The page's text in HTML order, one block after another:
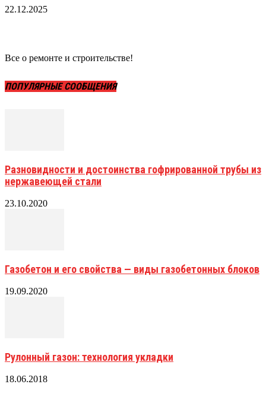
22.12.2025
Все о ремонте и строительстве!
ПОПУЛЯРНЫЕ СООБЩЕНИЯ
Разновидности и достоинства гофрированной трубы из
нержавеющей стали
23.10.2020
Газобетон и его свойства — виды газобетонных блоков
19.09.2020
Рулонный газон: технология укладки
18.06.2018